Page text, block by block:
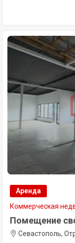
Аренда
Коммерческая
Помещение
Севастополь,